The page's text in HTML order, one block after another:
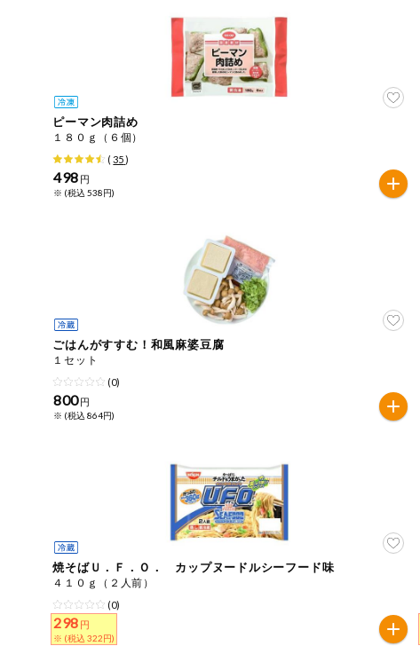
アプリのダウンロード
PC版サイトを表示
コスメ＆ボデ
ィケア
ベビー
ペット
先着限定企画
スマート・ワ
今週の新登場
よりどりでお
トク
ピーマン肉詰め
１８０ｇ（６個）
(35)
498 円
※ (税込 538円)
ごはんがすすむ！和風麻婆豆腐
１セット
(0)
800 円
※ (税込 864円)
焼そばＵ．Ｆ．Ｏ． カップヌードルシーフード味
４１０ｇ（２人前）
(0)
298 円
※ (税込 322円)